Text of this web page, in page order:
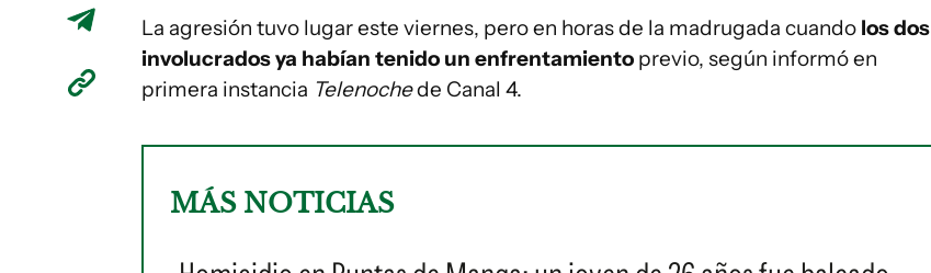
La agresión tuvo lugar este viernes, pero en horas de la madrugada cuando los dos
involucrados ya habían tenido un enfrentamiento previo, según informó en
primera instancia Telenochede Canal 4.
MÁS NOTICIAS